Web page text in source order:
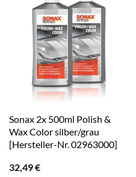
Sonax 2x 500ml Polish &
Wax Color silber/grau
[Hersteller-Nr. 02963000]
32,49€